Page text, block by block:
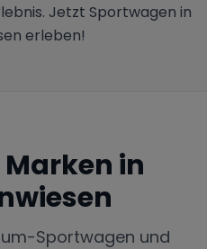
Jetzt Sportwagen in
erleben!
in
Sportwagen und